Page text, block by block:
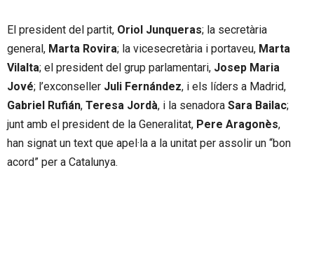
El president del partit, Oriol Junqueras; la secretària
general, Marta Rovira; la vicesecretària i portaveu, Marta
Vilalta; el president del grup parlamentari, Josep Maria
Jové; l’exconseller Juli Fernández, i els líders a Madrid,
Gabriel Rufián, Teresa Jordà, i la senadora Sara Bailac;
junt amb el president de la Generalitat, Pere Aragonès,
han signat un text que apel·la a la unitat per assolir un “bon
acord” per a Catalunya.